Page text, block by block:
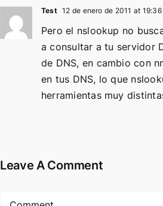
Test 12 de enero de 2011 at 19:36
Pero el nslookup no
a consultar a tu servidor
de DNS, en cambio con
en tus DNS, lo que
herramientas muy
Leave A Comment